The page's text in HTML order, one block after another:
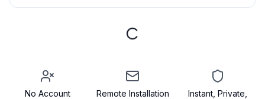
No Account
Remote Installation
Instant, Private,